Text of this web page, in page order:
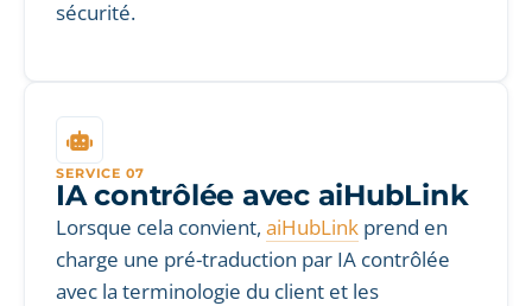
sécurité.
SERVICE 07
IA contrôlée avec aiHubLink
Lorsque cela convient, aiHubLink prend en
charge une pré-traduction par IA contrôlée
avec la terminologie du client et les